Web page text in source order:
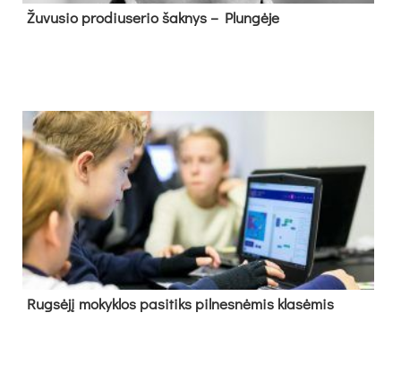
Žu­vu­sio pro­diu­se­rio šak­nys – Plun­gė­je
Rug­sė­jį mo­kyk­los pa­si­tiks pil­nes­nė­mis kla­sė­mis